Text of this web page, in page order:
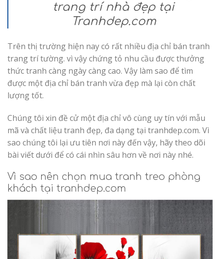
trang trí nhà đẹp tại
Tranhdep.com
Trên thị trường hiện nay có rất nhiều địa chỉ bán tranh
trang trí tường. vì vậy chứng tỏ nhu cầu được thưởng
thức tranh càng ngày càng cao. Vậy làm sao để tìm
được một địa chỉ bán tranh vừa đẹp mà lại còn chất
lượng tốt.
Chúng tôi xin đề cử một địa chỉ vô cùng uy tín với mẫu
mã và chất liệu tranh đẹp, đa dạng tại tranhdep.com. Vì
sao chúng tôi lại ưu tiên nơi này đến vậy, hãy theo dõi
bài viết dưới để có cái nhìn sâu hơn về nơi này nhé.
Vì sao nên chọn mua tranh treo phòng
khách tại tranhdep.com